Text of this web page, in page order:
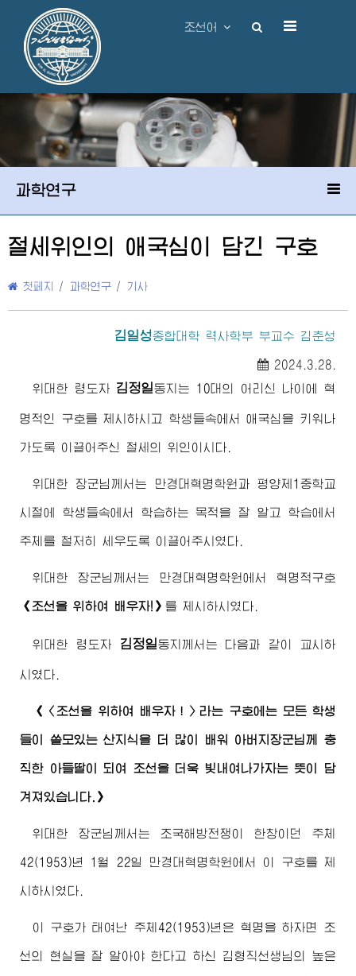
조선어
과학연구
절세위인의 애국심이 담긴 구호
첫페지 / 과학연구 / 기사
김일성종합대학 력사학부 부교수 김춘성
2024.3.28.
위대한
령도자 김정일동지는 10대의 어리신 나이에 혁
명적인 구호를 제시하시고 학생들속에서 애국심을 키워나
가도록 이끌어주신 절세의 위인이시다.
위대한 장군님께서는 만경대혁명학원과 평양제1중학교
시절에 학생들속에서 학습하는 목적을 잘 알고 학습에서
주체를 철저히 세우도록 이끌어주시였다.
위대한 장군님께서는 만경대혁명학원에서 혁명적구호
《조선을 위하여 배우자!》 를 제시하시였다.
위대한 령도자 김정일동지께서 는 다음과 같이 교시하
시였다.
《〈조선을 위하여 배우자！〉라는 구호에는 모든 학생
들이 쓸모있는 산지식을 더 많이 배워 아버지장군님 께 충
직한 아들딸이 되여 조선을 더욱 빛내여나가자는 뜻이 담
겨져있습니다.》
위대한 장군님께서 는 조국해방전쟁이 한창이던 주체
42(1953)년 1월 22일 만경대혁명학원에서 이 구호를 제
시하시였다.
이 구호가 태여난 주체42(1953)년은 혁명을 하자면 조
선의 현실을 잘 알아야 한다고 하신 김형직선생님의 높은